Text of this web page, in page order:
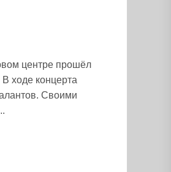
центре прошёл
ходе концерта
Своими